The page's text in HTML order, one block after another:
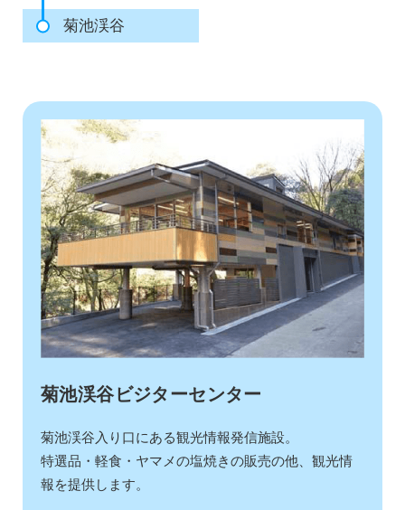
菊池渓谷
菊池渓谷ビジターセンター
菊池渓谷入り口にある観光情報発信施設。
特選品・軽食・ヤマメの塩焼きの販売の他、観光情
報を提供します。